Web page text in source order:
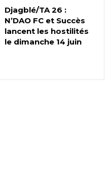
Djagblé/TA 26 :
N’DAO FC et Succès
lancent les hostilités
le dimanche 14 juin